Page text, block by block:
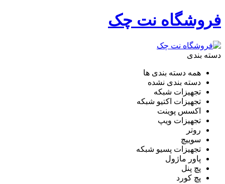
فروشگاه نت چک
دسته بندی
همه دسته بندی ها
دسته بندی نشده
تجهیزات شبکه
تجهیزات اکتیو شبکه
اکسس پوینت
تجهیزات ویپ
روتر
سوییچ
تجهیزات پسیو شبکه
پاور ماژول
پچ پنل
پچ کورد